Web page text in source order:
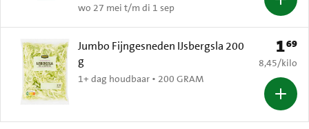
wo 27 mei t/m di 1 sep
Jumbo Fijngesneden IJsbergsla 200
g
1+ dag houdbaar • 200 GRAM
Prijs:
169
€ 8,45 per
8,45/kilo